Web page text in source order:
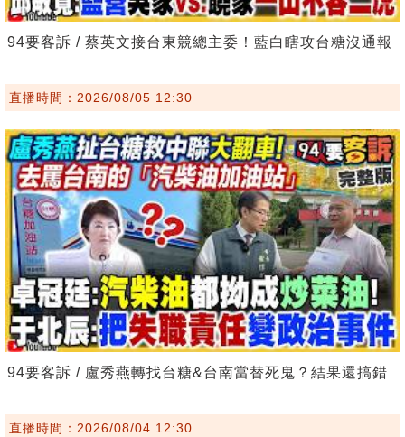
94要客訴 / 蔡英文接台東競總主委！藍白瞎攻台糖沒通報
直播時間：2026/08/05 12:30
94要客訴 / 盧秀燕轉找台糖&台南當替死鬼？結果還搞錯
直播時間：2026/08/04 12:30